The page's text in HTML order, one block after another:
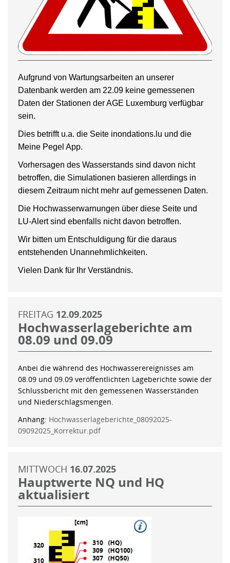
Aufgrund von Wartungsarbeiten an unserer
Datenbank werden am 22.09 keine gemessenen
Daten der Stationen der AGE Luxemburg verfügbar
sein.
Dies betrifft u.a. die Seite inondations.lu und die
Meine Pegel App.
Vorhersagen des Wasserstands sind davon nicht
betroffen, die Simulationen basieren allerdings in
diesem Zeitraum nicht mehr auf gemessenen Daten.
Die Hochwasserwarnungen über diese Seite und
LU-Alert sind ebenfalls nicht davon betroffen.
Wir bitten um Entschuldigung für die daraus
entstehenden Unannehmlichkeiten.
Vielen Dank für Ihr Verständnis.
FREITAG 12.09.2025
Hochwasserlageberichte am
08.09 und 09.09
Anbei die während des Hochwasserereignisses am
08.09 und 09.09 veröffentlichten Lageberichte sowie der
Schlussbericht mit den gemessenen Wasserständen
und Niederschlagsmengen.
Anhang: Hochwasserlageberichte_08092025-
09092025_Korrektur.pdf
MITTWOCH 16.07.2025
Hauptwerte NQ und HQ
aktualisiert